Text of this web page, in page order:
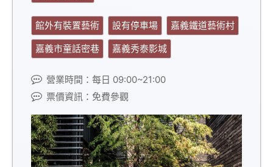
館外有裝置藝術 設有停車場
嘉義鐵道藝術村
嘉義市童話密巷
嘉義秀泰影城
營業時間：每日 09:00~21:00
票價資訊：免費參觀